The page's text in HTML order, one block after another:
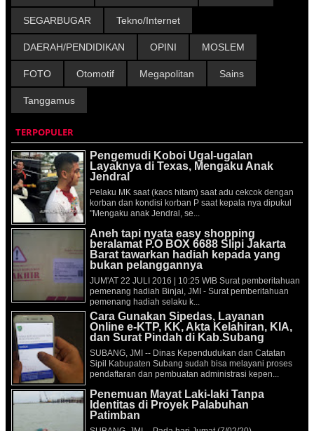
SEGARBUGAR Tekno/Internet
DAERAH/PENDIDIKAN OPINI MOSLEM
FOTO Otomotif Megapolitan Sains
Tanggamus
TERPOPULER
Pengemudi Koboi Ugal-ugalan
Layaknya di Texas, Mengaku Anak
Jendral
Pelaku MK saat (kaos hitam) saat adu cekcok dengan
korban dan kondisi korban P saat kepala nya dipukul
"Mengaku anak Jendral, se...
Aneh tapi nyata easy shopping
beralamat P.O BOX 6688 Slipi Jakarta
Barat tawarkan hadiah kepada yang
bukan pelanggannya
JUM'AT 22 JULI 2016 | 10:25 WIB Surat pemberitahuan
pemenang hadiah Binjai, JMI - Surat pemberitahuan
pemenang hadiah selaku k...
Cara Gunakan Sipedas, Layanan
Online e-KTP, KK, Akta Kelahiran, KIA,
dan Surat Pindah di Kab.Subang
SUBANG, JMI -- Dinas Kependudukan dan Catatan
Sipil Kabupaten Subang sudah bisa melayani proses
pendaftaran dan pembuatan administrasi kepen...
Penemuan Mayat Laki-laki Tanpa
Identitas di Proyek Palabuhan
Patimban